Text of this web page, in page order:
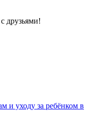
друзьями!
и уходу за ребёнком в